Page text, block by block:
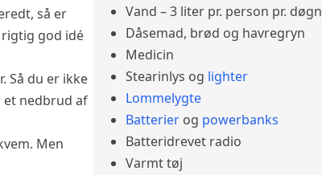
så er
god idé
Så du er ikke
et nedbrud af
Men
Vand – 3 liter pr. person pr. døgn
Dåsemad, brød og havregryn
Medicin
Stearinlys og lighter
Lommelygte
Batterier og powerbanks
Batteridrevet radio
Varmt tøj